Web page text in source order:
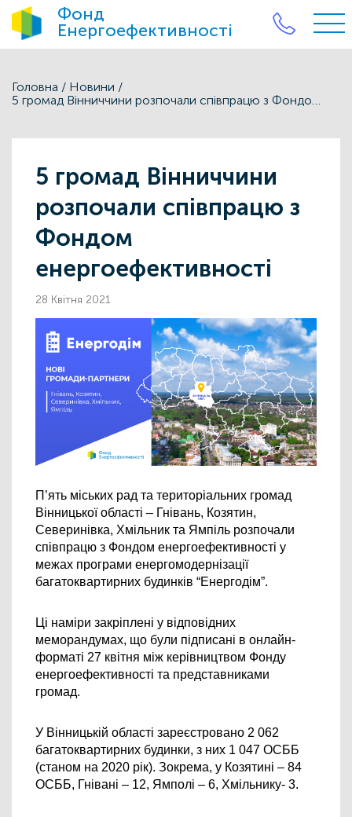
Фонд
Енергоефективності
Головна / Новини /
5 громад Вінниччини розпочали співпрацю з Фондом енергоефективності
5 громад Вінниччини
розпочали співпрацю з
Фондом
енергоефективності
28 Квітня 2021
П’ять міських рад та територіальних громад
Вінницької області – Гнівань, Козятин,
Северинівка, Хмільник та Ямпіль розпочали
співпрацю з Фондом енергоефективності у
межах програми енергомодернізації
багатоквартирних будинків “Енергодім”.
Ці наміри закріплені у відповідних
меморандумах, що були підписані в онлайн-
форматі 27 квітня між керівництвом Фонду
енергоефективності та представниками
громад.
У Вінницькій області зареєстровано 2 062
багатоквартирних будинки, з них 1 047 ОСББ
(станом на 2020 рік). Зокрема, у Козятині – 84
ОСББ, Гнівані – 12, Ямполі – 6, Хмільнику- 3.